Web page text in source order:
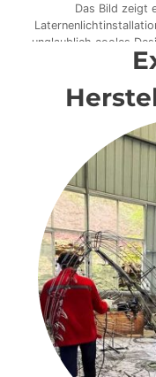
Das Bild zeigt
unglaublich cooles